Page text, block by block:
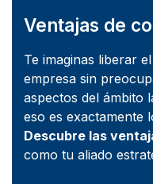
Ventajas de
Te imaginas liberar
empresa sin
aspectos del ámbito
eso es exactamente
Descubre las
como tu aliado